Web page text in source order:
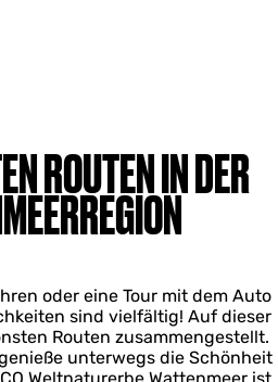
ROUTEN IN DER
oder eine Tour mit dem Auto
sind vielfältig! Auf dieser
Routen zusammengestellt.
unterwegs die Schönheit